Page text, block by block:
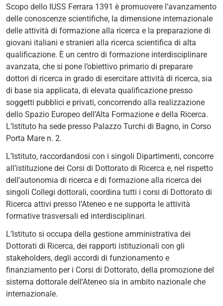
Scopo dello IUSS Ferrara 1391 è promuovere l’avanzamento
delle conoscenze scientifiche, la dimensione internazionale
delle attività di formazione alla ricerca e la preparazione di
giovani italiani e stranieri alla ricerca scientifica di alta
qualificazione. È un centro di formazione interdisciplinare
avanzata, che si pone l’obiettivo primario di preparare
dottori di ricerca in grado di esercitare attività di ricerca, sia
di base sia applicata, di elevata qualificazione presso
soggetti pubblici e privati, concorrendo alla realizzazione
dello Spazio Europeo dell’Alta Formazione e della Ricerca.
L’Istituto ha sede presso Palazzo Turchi di Bagno, in Corso
Porta Mare n. 2.
L’Istituto, raccordandosi con i singoli Dipartimenti, concorre
all’istituzione dei Corsi di Dottorato di Ricerca e, nel rispetto
dell’autonomia di ricerca e di formazione alla ricerca dei
singoli Collegi dottorali, coordina tutti i corsi di Dottorato di
Ricerca attivi presso l’Ateneo e ne supporta le attività
formative trasversali ed interdisciplinari.
L’Istituto si occupa della gestione amministrativa dei
Dottorati di Ricerca, dei rapporti istituzionali con gli
stakeholders, degli accordi di funzionamento e
finanziamento per i Corsi di Dottorato, della promozione del
sistema dottorale dell’Ateneo sia in ambito nazionale che
internazionale.